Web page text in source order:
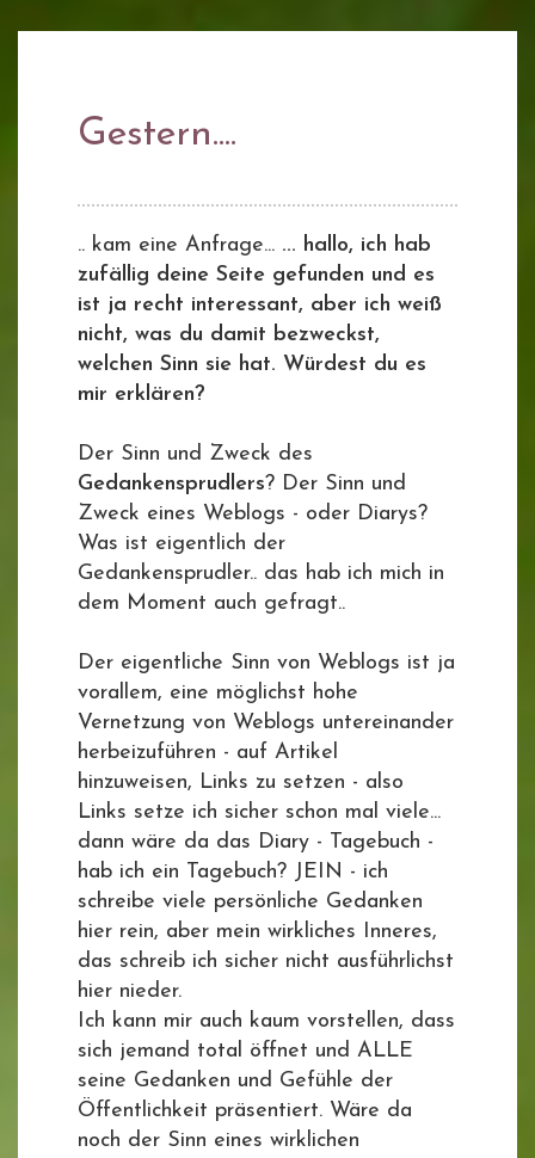
Gestern....
.. kam eine Anfrage... ... hallo, ich hab
zufällig deine Seite gefunden und es
ist ja recht interessant, aber ich weiß
nicht, was du damit bezweckst,
welchen Sinn sie hat. Würdest du es
mir erklären?
Der Sinn und Zweck des
Gedankensprudlers? Der Sinn und
Zweck eines Weblogs - oder Diarys?
Was ist eigentlich der
Gedankensprudler.. das hab ich mich in
dem Moment auch gefragt..
Der eigentliche Sinn von Weblogs ist ja
vorallem, eine möglichst hohe
Vernetzung von Weblogs untereinander
herbeizuführen - auf Artikel
hinzuweisen, Links zu setzen - also
Links setze ich sicher schon mal viele...
dann wäre da das Diary - Tagebuch -
hab ich ein Tagebuch? JEIN - ich
schreibe viele persönliche Gedanken
hier rein, aber mein wirkliches Inneres,
das schreib ich sicher nicht ausführlichst
hier nieder.
Ich kann mir auch kaum vorstellen, dass
sich jemand total öffnet und ALLE
seine Gedanken und Gefühle der
Öffentlichkeit präsentiert. Wäre da
noch der Sinn eines wirklichen